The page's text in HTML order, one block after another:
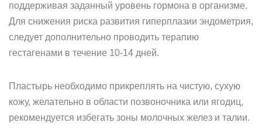
поддерживая заданный уровень гормона в организме.
Для снижения риска развития гиперплазии эндометрия,
следует дополнительно проводить терапию
гестагенами в течение 10-14 дней.
Пластырь необходимо прикреплять на чистую, сухую
кожу, желательно в области позвоночника или ягодиц,
рекомендуется избегать зоны молочных желез и талии.